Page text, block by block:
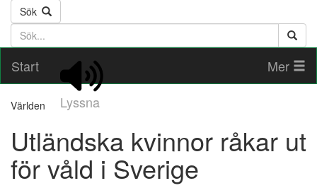
Sök
Söktext
Start
Lyssna
Mer
Världen
Utländska kvinnor råkar ut
för våld i Sverige